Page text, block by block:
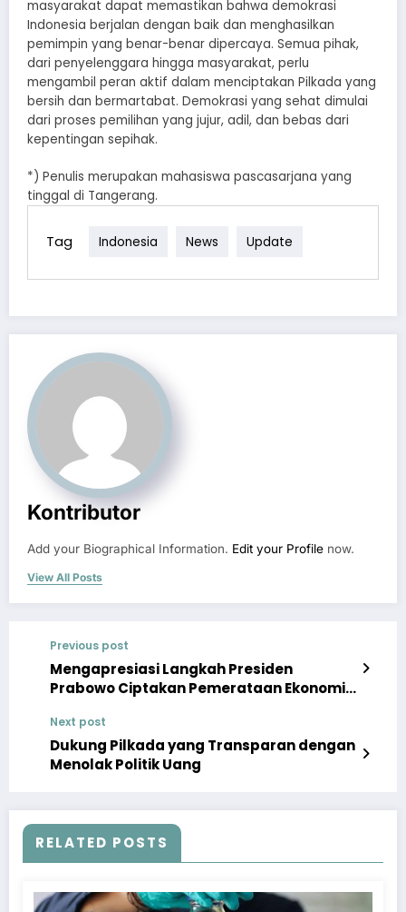
masyarakat dapat memastikan bahwa demokrasi
Indonesia berjalan dengan baik dan menghasilkan
pemimpin yang benar-benar dipercaya. Semua pihak,
dari penyelenggara hingga masyarakat, perlu
mengambil peran aktif dalam menciptakan Pilkada yang
bersih dan bermartabat. Demokrasi yang sehat dimulai
dari proses pemilihan yang jujur, adil, dan bebas dari
kepentingan sepihak.
*) Penulis merupakan mahasiswa pascasarjana yang
tinggal di Tangerang.
Tag Indonesia News Update
Kontributor
Add your Biographical Information. Edit your Profile now.
View All Posts
Previous post
Mengapresiasi Langkah Presiden
Prabowo Ciptakan Pemerataan Ekonomi
Next post
Dukung Pilkada yang Transparan dengan
Menolak Politik Uang
RELATED POSTS